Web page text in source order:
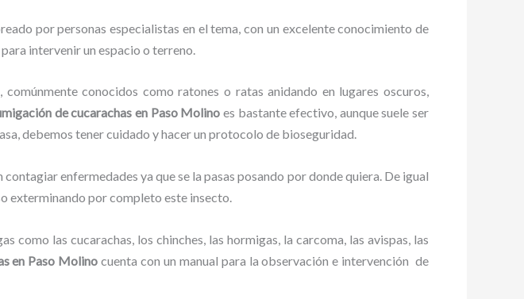
por personas especialistas en el tema, con un excelente conocimiento de
intervenir un espacio o terreno.
conocidos como ratones o ratas anidando en lugares oscuros,
de cucarachas en Paso Molino es bastante efectivo, aunque suele ser
debemos tener cuidado y hacer un protocolo de bioseguridad.
enfermedades ya que se la pasas posando por donde quiera. De igual
exterminando por completo este insecto.
las cucarachas, los chinches, las hormigas, la carcoma, las avispas, las
en Paso Molino cuenta con un manual para la observación e intervención de